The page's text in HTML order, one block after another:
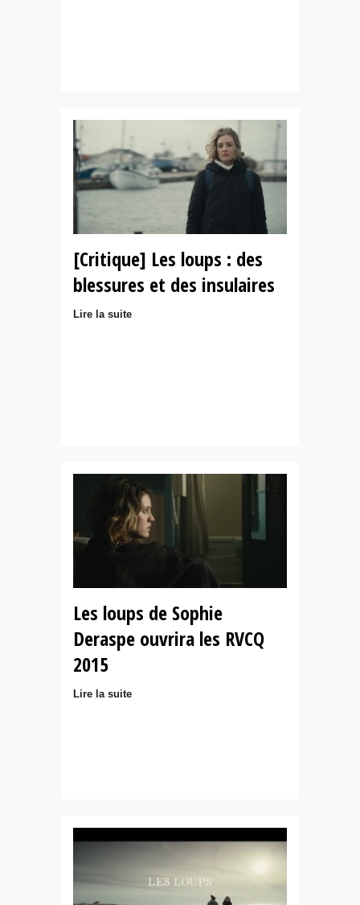
[Critique] Les loups : des
blessures et des insulaires
Lire la suite
Les loups de Sophie
Deraspe ouvrira les RVCQ
2015
Lire la suite